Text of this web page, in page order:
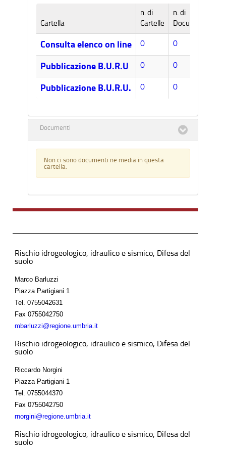
Cartella
n. di
Cartelle
n. di
Documenti
Consulta elenco on line 0 0
Pubblicazione B.U.R.U 0 0
Pubblicazione B.U.R.U. 0 0
Documenti
Non ci sono documenti ne media in questa
cartella.
Rischio idrogeologico, idraulico e sismico, Difesa del
suolo
Marco Barluzzi
Piazza Partigiani 1
Tel. 0755042631
Fax 0755042750
mbarluzzi@regione.umbria.it
Rischio idrogeologico, idraulico e sismico, Difesa del
suolo
Riccardo Norgini
Piazza Partigiani 1
Tel. 0755044370
Fax 0755042750
rnorgini@regione.umbria.it
Rischio idrogeologico, idraulico e sismico, Difesa del
suolo